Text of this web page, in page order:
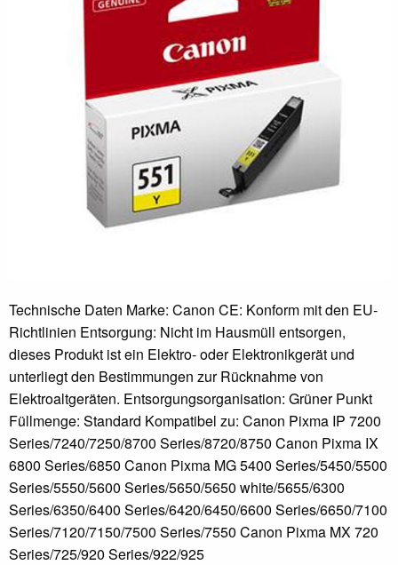
Technische Daten Marke: Canon CE: Konform mit den EU-
Richtlinien Entsorgung: Nicht im Hausmüll entsorgen,
dieses Produkt ist ein Elektro- oder Elektronikgerät und
unterliegt den Bestimmungen zur Rücknahme von
Elektroaltgeräten. Entsorgungsorganisation: Grüner Punkt
Füllmenge: Standard Kompatibel zu: Canon Pixma IP 7200
Series/7240/7250/8700 Series/8720/8750 Canon Pixma IX
6800 Series/6850 Canon Pixma MG 5400 Series/5450/5500
Series/5550/5600 Series/5650/5650 white/5655/6300
Series/6350/6400 Series/6420/6450/6600 Series/6650/7100
Series/7120/7150/7500 Series/7550 Canon Pixma MX 720
Series/725/920 Series/922/925